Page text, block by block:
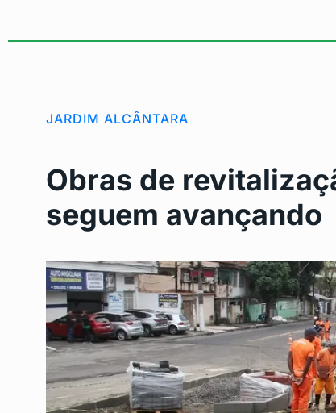
JARDIM ALCÂNTARA
Obras de
seguem avançando
6
Bolsa Família:
benefício para…
BRASIL Agosto 28,
7
Como Fazer
Camarão na…
DESTAQUE